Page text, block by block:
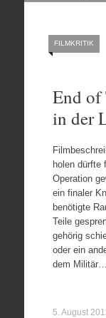
FILMKRITIK
End of
in der
holen dürfte
Operation
ein finaler
benötigte
Teile
gehörig
oder ein
dem Militär…
5. August